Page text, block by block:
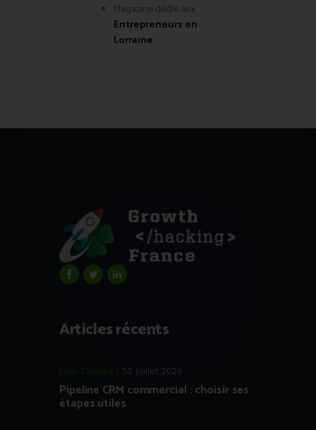
Magazine dédié aux
Entrepreneurs en
Lorraine
Articles récents
Non Classés 30 juillet 2026
Pipeline CRM commercial : choisir ses
étapes utiles